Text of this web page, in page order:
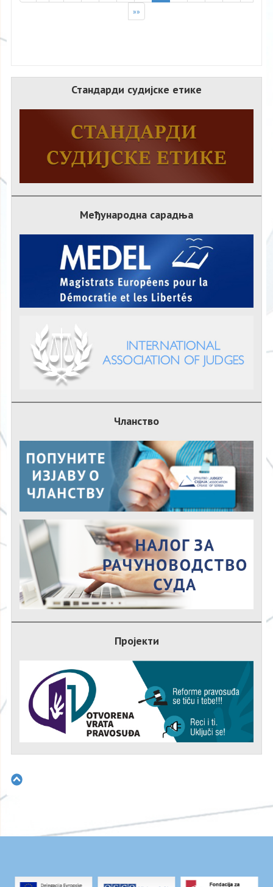
»»
Стандарди судијске етике
Међународна сарадња
Чланство
Пројекти